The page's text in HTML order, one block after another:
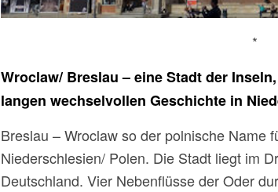
*
Wroclaw/ Breslau – eine Stadt der
langen wechselvollen Geschichte in
Breslau – Wroclaw so der polnische Name
Niederschlesien/ Polen. Die Stadt liegt im
Deutschland. Vier Nebenflüsse der Oder